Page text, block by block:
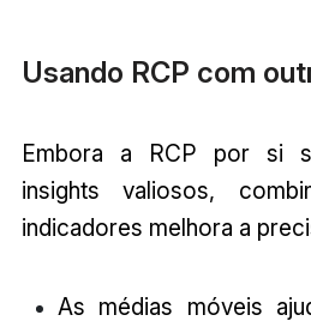
Usando RCP com
Embora a RCP por si
insights valiosos,
indicadores melhora a
As médias móveis